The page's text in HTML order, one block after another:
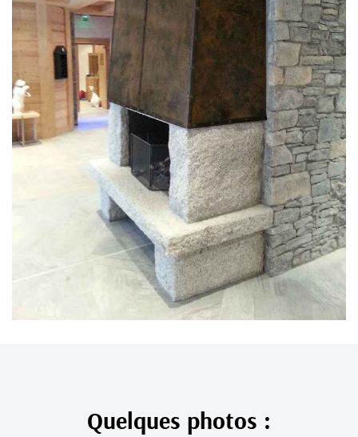
Quelques photos :